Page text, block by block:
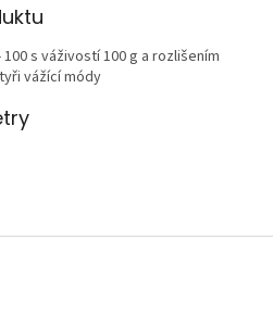
100 s váživostí 100 g a rozlišením
vážící módy